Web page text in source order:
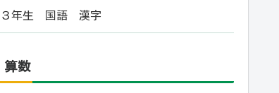
３年生 国語 漢字
算数